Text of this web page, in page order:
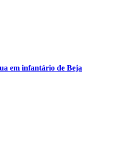
em infantário de Beja